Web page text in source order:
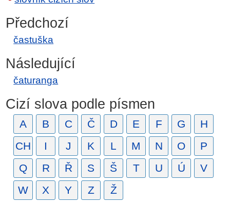
Předchozí
častuška
Následující
čaturanga
Cizí slova podle písmen
A B C Č D E F G
H
CH
I J K L M N O
P
Q
R Ř S Š T U Ú
V
W
X Y Z Ž